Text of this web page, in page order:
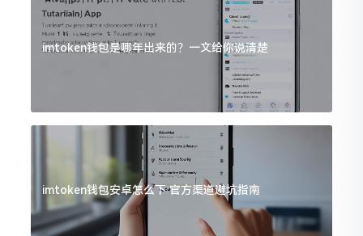
imtoken钱包是哪年出来的？一文给你说清楚
imtoken钱包安卓怎么下 官方渠道避坑指南